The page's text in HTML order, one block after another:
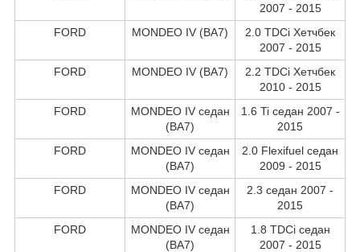
2007 - 2015
FORD
MONDEO IV (BA7)
2.0 TDCi Хетчбек
2007 - 2015
FORD
MONDEO IV (BA7)
2.2 TDCi Хетчбек
2010 - 2015
FORD
MONDEO IV седан
(BA7)
1.6 Ti седан 2007 -
2015
FORD
MONDEO IV седан
(BA7)
2.0 Flexifuel седан
2009 - 2015
FORD
MONDEO IV седан
(BA7)
2.3 седан 2007 -
2015
FORD
MONDEO IV седан
(BA7)
1.8 TDCi седан
2007 - 2015